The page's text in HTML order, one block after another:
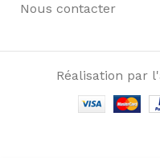
Nous contacter
Réalisation par